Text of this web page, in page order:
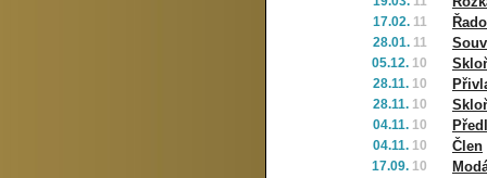
17.02. 11
28.01. 11
05.12. 10
28.11. 10
28.11. 10
04.11. 10
04.11. 10 Člen
17.09. 10